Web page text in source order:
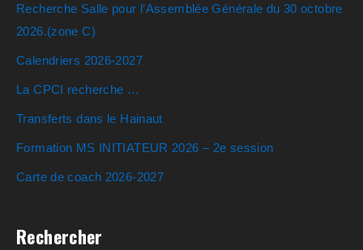
Recherche Salle pour l’Assemblée Générale du 30 octobre
2026.(zone C)
Calendriers 2026-2027
La CPCI recherche …
Transferts dans le Hainaut
Formation MS INITIATEUR 2026 – 2e session
Carte de coach 2026-2027
Rechercher